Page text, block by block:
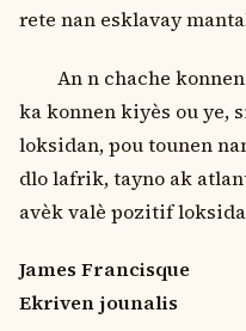
rete nan esklavay
An n chache konnen
ka konnen kiyѐs ou ye,
loksidan, pou tounen
dlo lafrik, tayno ak
avѐk valѐ pozitif
James Francisque
Ekriven jounalis